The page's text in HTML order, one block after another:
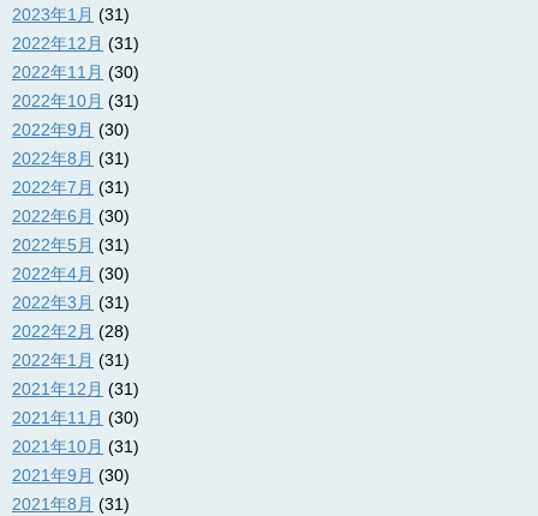
2023年1月 (31)
2022年12月 (31)
2022年11月 (30)
2022年10月 (31)
2022年9月 (30)
2022年8月 (31)
2022年7月 (31)
2022年6月 (30)
2022年5月 (31)
2022年4月 (30)
2022年3月 (31)
2022年2月 (28)
2022年1月 (31)
2021年12月 (31)
2021年11月 (30)
2021年10月 (31)
2021年9月 (30)
2021年8月 (31)